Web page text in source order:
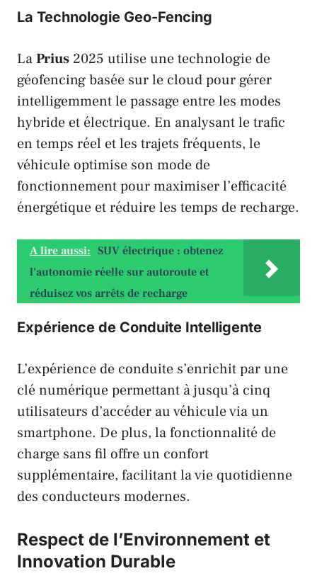
La Technologie Geo-Fencing
LaPrius 2025 utilise une technologie de
géofencing basée sur le cloud pour gérer
intelligemment le passage entre les modes
hybride et électrique. En analysant le trafic
en temps réel et les trajets fréquents, le
véhicule optimise son mode de
fonctionnement pour maximiser l’efficacité
énergétique et réduire les temps de recharge.
A lire aussi: SUV électrique : obtenez
l'autonomie réelle sur autoroute et
réduisez vos arrêts de recharge
Expérience de Conduite Intelligente
L’expérience de conduite s’enrichit par une
clé numérique permettant à jusqu’à cinq
utilisateurs d’accéder au véhicule via un
smartphone. De plus, la fonctionnalité de
charge sans fil offre un confort
supplémentaire, facilitant la vie quotidienne
des conducteurs modernes.
Respect de l’Environnement et
Innovation Durable